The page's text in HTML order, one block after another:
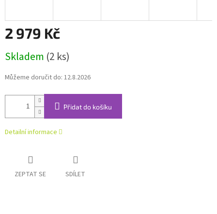
2 979 Kč
cena:
Skladem (2 ks)
Můžeme doručit do: 12.8.2026
Přidat do košíku
Detailní informace
ZEPTAT SE SDÍLET